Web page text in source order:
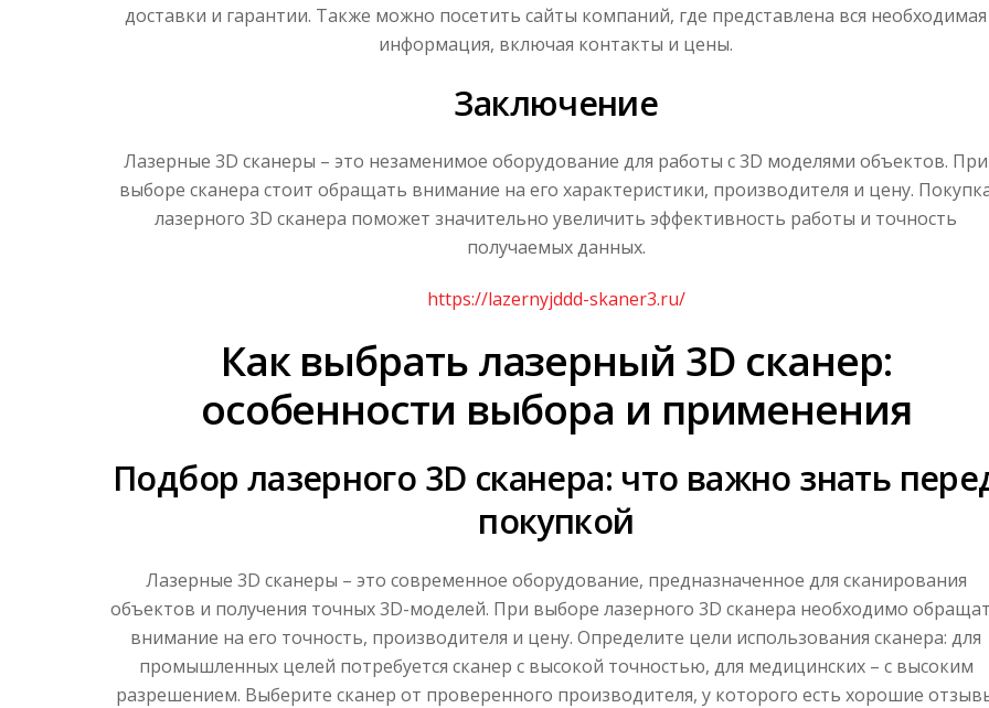
доставки и гарантии. Также можно посетить сайты компаний, где представлена вся необходимая
информация, включая контакты и цены.
Заключение
Лазерные 3D сканеры – это незаменимое оборудование для работы с 3D моделями объектов. При
выборе сканера стоит обращать внимание на его характеристики, производителя и цену.
лазерного 3D сканера поможет значительно увеличить эффективность работы и точность
получаемых данных.
https://lazernyjddd-skaner3.ru/
Как выбрать лазерный 3D сканер:
особенности выбора и применения
Подбор лазерного 3D сканера: что важно знать
покупкой
Лазерные 3D сканеры – это современное оборудование, предназначенное для сканирования
объектов и получения точных 3D-моделей. При выборе лазерного 3D сканера необходимо
внимание на его точность, производителя и цену. Определите цели использования сканера: для
промышленных целей потребуется сканер с высокой точностью, для медицинских – с высоким
разрешением. Выберите сканер от проверенного производителя, у которого есть хорошие